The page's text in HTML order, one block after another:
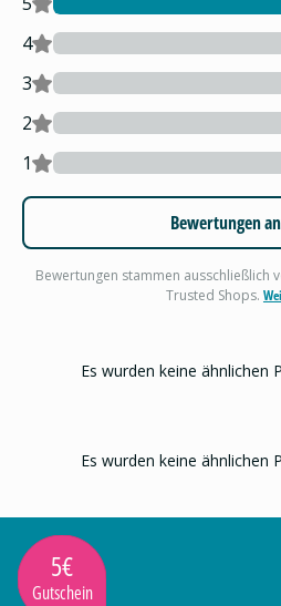
4
3
2
1
Bewertungen
Bewertungen stammen ausschließlich
Trusted Shops.
Es wurden keine ähnlichen
Es wurden keine ähnlichen
5€
Gutschein